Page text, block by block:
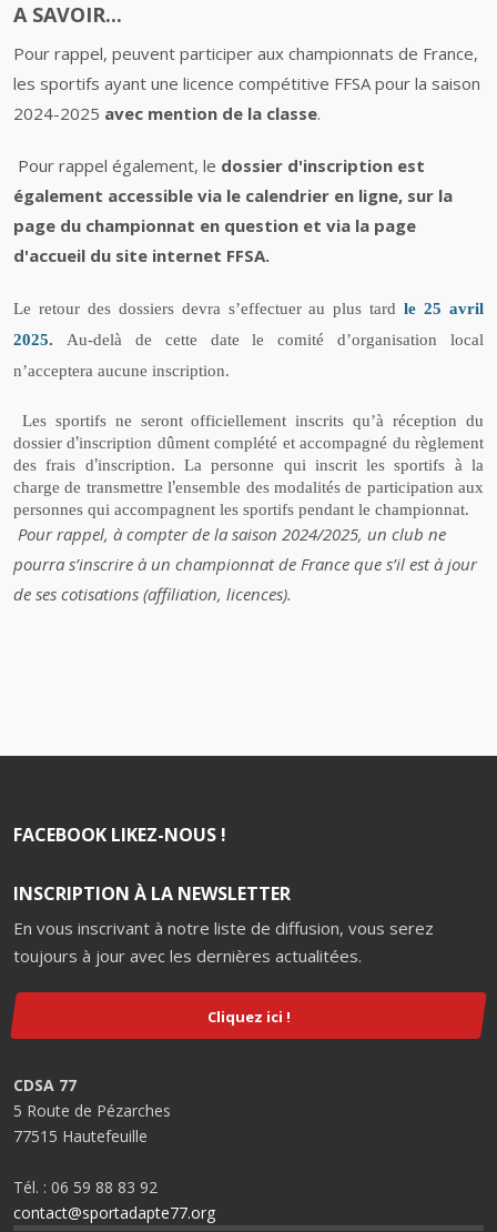
A SAVOIR...
Pour rappel, peuvent participer aux championnats de France,
les sportifs ayant une licence compétitive FFSA pour la saison
2024-2025 avec mention de la classe.
Pour rappel également, le dossier d'inscription est
également accessible via le calendrier en ligne, sur la
page du championnat en question et via la page
d'accueil du site internet FFSA.
Le retour des dossiers devra s’effectuer au plus tardle 25 avril
2025. Au-delà de cette date le comité d’organisation local
n’acceptera aucune inscription.
Les sportifs ne seront officiellement inscrits qu’à réception du
dossier d’inscription dûment complété et accompagné du règlement
des frais d’inscription. La personne qui inscrit les sportifs à la
charge de transmettre l’ensemble des modalités de participation aux
personnes qui accompagnent les sportifs pendant le championnat.
Pour rappel, à compter de la saison 2024/2025, un club ne
pourra s’inscrire à un championnat de France que s’il est à jour
de ses cotisations (affiliation, licences).
FACEBOOK LIKEZ-NOUS !
INSCRIPTION À LA NEWSLETTER
En vous inscrivant à notre liste de diffusion, vous serez
toujours à jour avec les dernières actualitées.
Cliquez ici !
CDSA 77
5 Route de Pézarches
77515 Hautefeuille
Tél. : 06 59 88 83 92
contact@sportadapte77.org